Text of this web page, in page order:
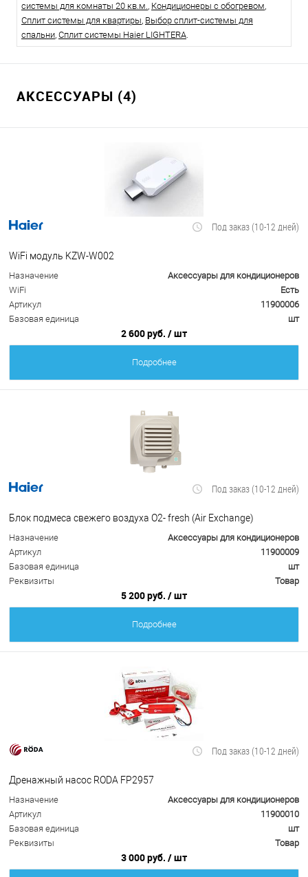
системы для комнаты 20 кв.м., Кондиционеры с обогревом,
Сплит системы для квартиры, Выбор сплит-системы для
спальни, Сплит системы Haier LIGHTERA.
АКСЕССУАРЫ (4)
Под заказ (10-12 дней)
WiFi модуль KZW-W002
Назначение
Аксессуары для кондиционеров
WiFi
Есть
Артикул
11900006
Базовая единица
шт
2 600 руб. / шт
Подробнее
Под заказ (10-12 дней)
Блок подмеса свежего воздуха О2- fresh (Air Exchange)
Назначение
Аксессуары для кондиционеров
Артикул
11900009
Базовая единица
шт
Реквизиты
Товар
5 200 руб. / шт
Подробнее
Под заказ (10-12 дней)
Дренажный насос RODA FP2957
Назначение
Аксессуары для кондиционеров
Артикул
11900010
Базовая единица
шт
Реквизиты
Товар
3 000 руб. / шт